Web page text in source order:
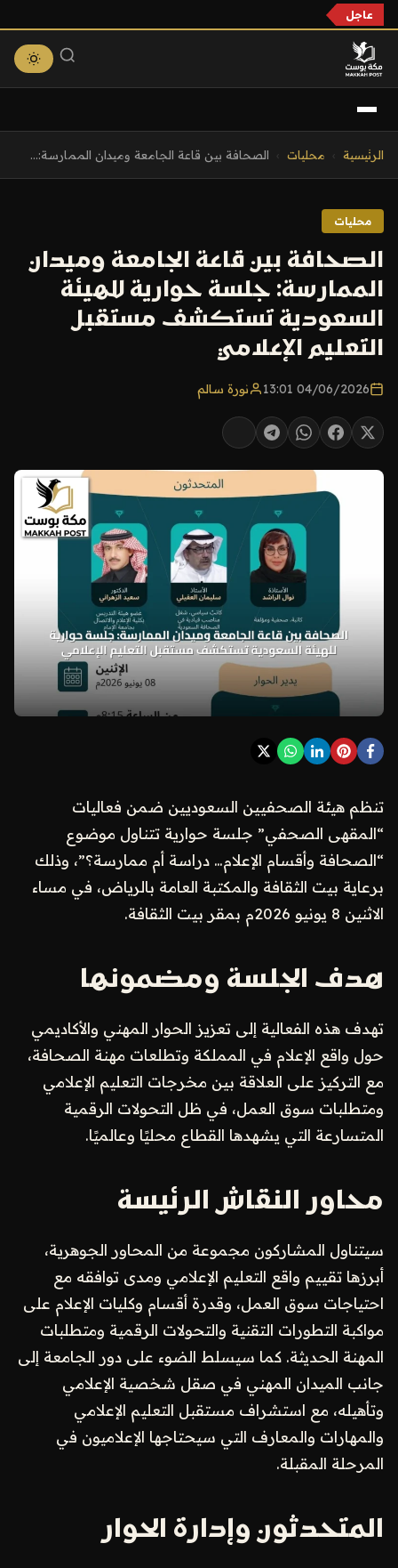
عاجل
الرئيسية محليات الصحافة بين قاعة الجامعة وميدان الممارسة:...
محليات
الصحافة بين قاعة الجامعة وميدان
الممارسة: جلسة حوارية للهيئة
السعودية تستكشف مستقبل
التعليم الإعلامي
04/06/2026 13:01 نورة سالم
تنظم هيئة الصحفيين السعوديين ضمن فعاليات
“المقهى الصحفي” جلسة حوارية تتناول موضوع
“الصحافة وأقسام الإعلام… دراسة أم ممارسة؟”، وذلك
برعاية بيت الثقافة والمكتبة العامة بالرياض، في مساء
الاثنين 8 يونيو 2026م بمقر بيت الثقافة.
هدف الجلسة ومضمونها
تهدف هذه الفعالية إلى تعزيز الحوار المهني والأكاديمي
حول واقع الإعلام في المملكة وتطلعات مهنة الصحافة،
مع التركيز على العلاقة بين مخرجات التعليم الإعلامي
ومتطلبات سوق العمل، في ظل التحولات الرقمية
المتسارعة التي يشهدها القطاع محليًا وعالميًا.
محاور النقاش الرئيسة
سيتناول المشاركون مجموعة من المحاور الجوهرية،
أبرزها تقييم واقع التعليم الإعلامي ومدى توافقه مع
احتياجات سوق العمل، وقدرة أقسام وكليات الإعلام على
مواكبة التطورات التقنية والتحولات الرقمية ومتطلبات
المهنة الحديثة. كما سيسلط الضوء على دور الجامعة إلى
جانب الميدان المهني في صقل شخصية الإعلامي
وتأهيله، مع استشراف مستقبل التعليم الإعلامي
والمهارات والمعارف التي سيحتاجها الإعلاميون في
المرحلة المقبلة.
المتحدثون وإدارة الحوار